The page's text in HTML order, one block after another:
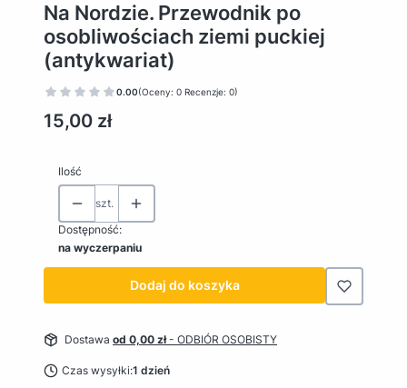
Na Nordzie. Przewodnik po
osobliwościach ziemi puckiej
(antykwariat)
0.00(Oceny: 0 Recenzje: 0)
Cena
15,00 zł
Ilość
szt.
Dostępność:
na wyczerpaniu
Dodaj do koszyka
Dostawa od 0,00 zł- ODBIÓR OSOBISTY
Czas wysyłki:1 dzień